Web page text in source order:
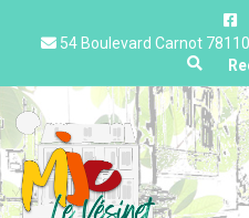
54 Boulevard Carnot